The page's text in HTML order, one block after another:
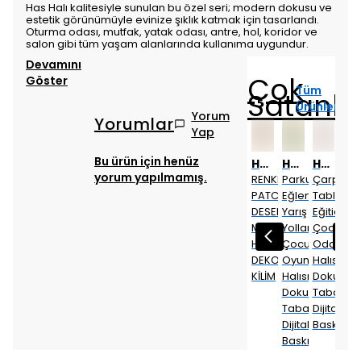
Has Halı kalitesiyle sunulan bu özel seri; modern dokusu ve
estetik görünümüyle evinize şıklık katmak için tasarlandı.
Oturma odası, mutfak, yatak odası, antre, hol, koridor ve
salon gibi tüm yaşam alanlarında kullanıma uygundur.
Devamını
Göster
Yorumlar
Yorum
Yap
Bu ürün için henüz
yorum yapılmamış.
ÇokTüm
Ürünler
Has 1950
Parkur
Has 1950
Çarpım
Has 1950
Dokuma
Desen
Dekoratif
Has 1950
RENKLİ
PATCWORK
DESEN
MODERN
HALI
DEKORATİF
KİLİM
Has 1950
Parkur
Eğlenceli
Yarış
Yolları
Çocuk
Oyun
Halısı
Dokuma
Taban
Dijital
Baskı
Has 1950
Çarpım
Tablosu
Eğitici
Çocuk
Odası
Halısı
Dokuma
Taban
Dijital
Baskı